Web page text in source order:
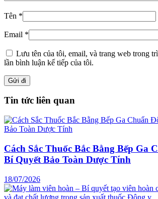
Tên *
Email *
Lưu tên của tôi, email, và trang web trong
lần bình luận kế tiếp của tôi.
Tin tức liên quan
Cách Sắc Thuốc Bắc Bằng Bếp Ga
Bí Quyết Bảo Toàn Dược Tính
18/07/2026